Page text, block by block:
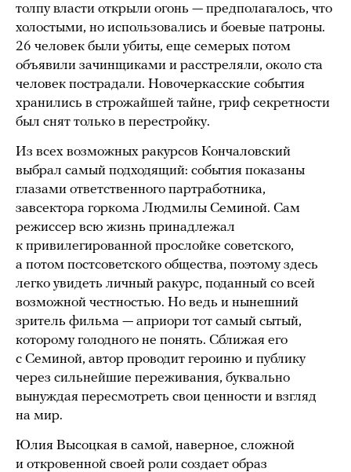
толпу власти открыли огонь — предполагалось, что
холостыми, но использовались и боевые патроны.
26 человек были убиты, еще семерых потом
объявили зачинщиками и расстреляли, около ста
человек пострадали. Новочеркасские события
хранились в строжайшей тайне, гриф секретности
был снят только в перестройку.
Из всех возможных ракурсов Кончаловский
выбрал самый подходящий: события показаны
глазами ответственного партработника,
завсектора горкома Людмилы Семиной. Сам
режиссер всю жизнь принадлежал
к привилегированной прослойке советского,
а потом постсоветского общества, поэтому здесь
легко увидеть личный ракурс, поданный со всей
возможной честностью. Но ведь и нынешний
зритель фильма — априори тот самый сытый,
которому голодного не понять. Сближая его
с Семиной, автор проводит героиню и публику
через сильнейшие переживания, буквально
вынуждая пересмотреть свои ценности и взгляд
на мир.
Юлия Высоцкая в самой, наверное, сложной
и откровенной своей роли создает образ